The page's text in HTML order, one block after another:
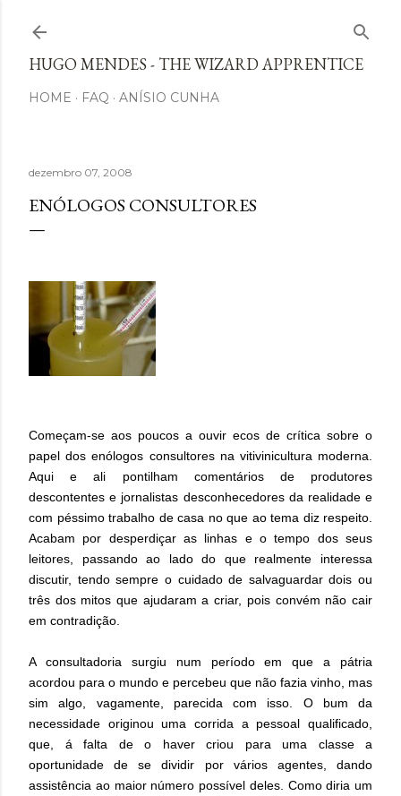
HUGO MENDES - THE WIZARD APPRENTICE
HOME FAQ ANÍSIO CUNHA
dezembro 07, 2008
ENÓLOGOS CONSULTORES
Começam-se aos poucos a ouvir ecos de crítica sobre o
papel dos enólogos consultores na vitivinicultura moderna.
Aqui e ali pontilham comentários de produtores
descontentes e jornalistas desconhecedores da realidade e
com péssimo trabalho de casa no que ao tema diz respeito.
Acabam por desperdiçar as linhas e o tempo dos seus
leitores, passando ao lado do que realmente interessa
discutir, tendo sempre o cuidado de salvaguardar dois ou
três dos mitos que ajudaram a criar, pois convém não cair
em contradição.
A consultadoria surgiu num período em que a pátria
acordou para o mundo e percebeu que não fazia vinho, mas
sim algo, vagamente, parecida com isso. O bum da
necessidade originou uma corrida a pessoal qualificado,
que, á falta de o haver criou para uma classe a
oportunidade de se dividir por vários agentes, dando
assistência ao maior número possível deles. Como diria um